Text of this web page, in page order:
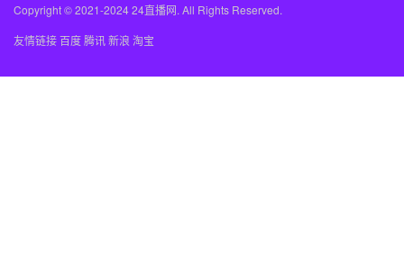
Copyright © 2021-2024 24直播网. All Rights Reserved.
友情链接百度腾讯新浪 淘宝